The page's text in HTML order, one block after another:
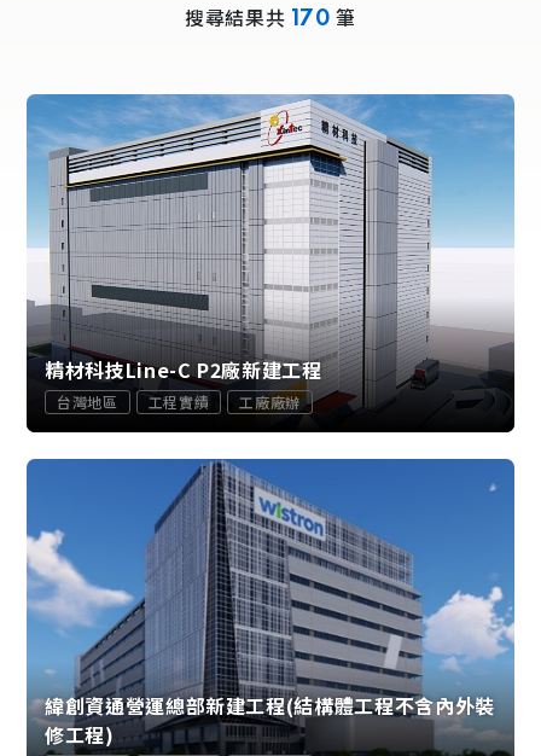
搜尋結果共 170 筆
精材科技Line-C P2廠新建工程
台灣地區 工程實績 工廠廠辦
緯創資通營運總部新建工程(結構體工程不含內外裝
修工程)